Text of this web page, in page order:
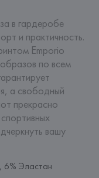
в гардеробе
и практичность.
Emporio
по всем
а свободный
прекрасно
вашу
6% Эластан